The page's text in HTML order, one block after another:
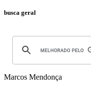
busca geral
Marcos Mendonça